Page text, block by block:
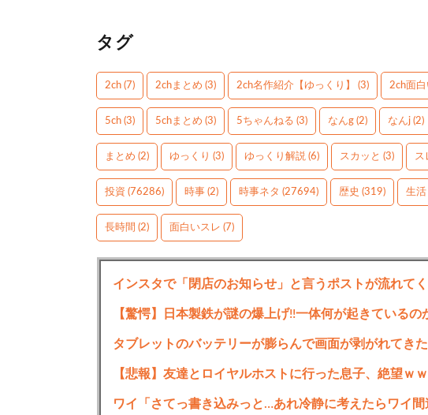
タグ
2ch (7) 2chまとめ (3) 2ch名作紹介【ゆっくり】 (3) 2ch面白
5ch (3) 5chまとめ (3) 5ちゃんねる (3) なんg (2) なんj (2)
まとめ (2) ゆっくり (3) ゆっくり解説 (6) スカッと (3) ス
投資 (76286) 時事 (2) 時事ネタ (27694) 歴史 (319) 生活
長時間 (2) 面白いスレ (7)
インスタで「閉店のお知らせ」と言うポストが流れて
【驚愕】日本製鉄が謎の爆上げ!!一体何が起きているの
タブレットのバッテリーが膨らんで画面が剥がれてき
【悲報】友達とロイヤルホストに行った息子、絶望ｗ
ワイ「さてっ書き込みっと…あれ冷静に考えたらワイ